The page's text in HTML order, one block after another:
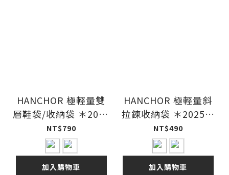
HANCHOR 極輕量雙
層鞋袋/收納袋 ＊2025
新品＊
NT$790
加入購物車
HANCHOR 極輕量斜
拉鍊收納袋 ＊2025新
色＊
NT$490
加入購物車